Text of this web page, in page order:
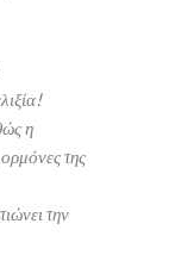
η
της
την